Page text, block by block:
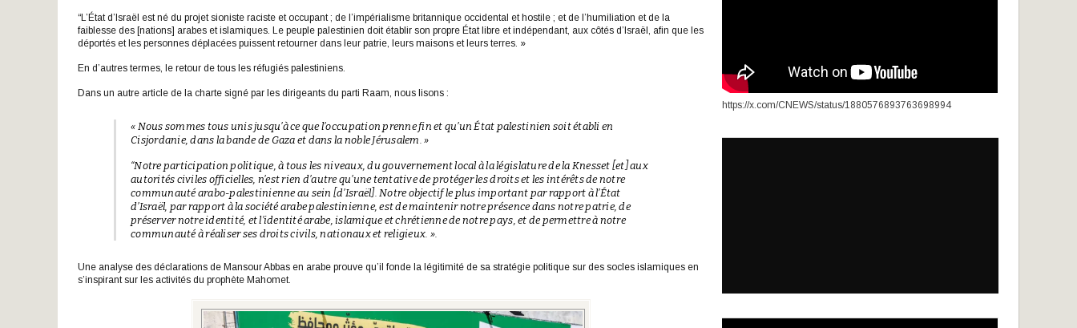
“L’État d’Israël est né du projet sioniste raciste et occupant ; de l’impérialisme britannique occidental et hostile ; et de l’humiliation et de la
faiblesse des [nations] arabes et islamiques. Le peuple palestinien doit établir son propre État libre et indépendant, aux côtés d’Israël, afin que les
déportés et les personnes déplacées puissent retourner dans leur patrie, leurs maisons et leurs terres. »
En d’autres termes, le retour de tous les réfugiés palestiniens.
Dans un autre article de la charte signé par les dirigeants du parti Raam, nous lisons :
« Nous sommes tous unis jusqu’à ce que l’occupation prenne fin et qu’un État palestinien soit établi en
Cisjordanie, dans la bande de Gaza et dans la noble Jérusalem. »
“Notre participation politique, à tous les niveaux, du gouvernement local à la législature de la Knesset [et] aux
autorités civiles officielles, n’est rien d’autre qu’une tentative de protéger les droits et les intérêts de notre
communauté arabo-palestinienne au sein [d’Israël]. Notre objectif le plus important par rapport à l’État
d’Israël, par rapport à la société arabe palestinienne, est de maintenir notre présence dans notre patrie, de
préserver notre identité, et l’identité arabe, islamique et chrétienne de notre pays, et de permettre à notre
communauté à réaliser ses droits civils, nationaux et religieux. ».
Une analyse des déclarations de Mansour Abbas en arabe prouve qu’il fonde la légitimité de sa stratégie politique sur des socles islamiques en
s’inspirant sur les activités du prophète Mahomet.
https://x.com/CNEWS/status/1880576893763698994